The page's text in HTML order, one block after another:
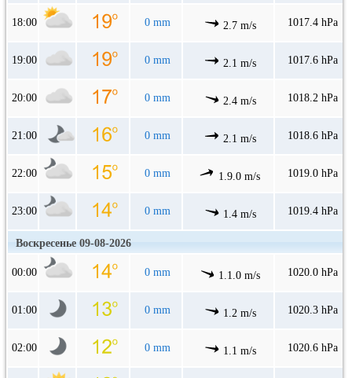
18:00 0 mm 2.7 m/s 1017.4 hPa
19:00 0 mm 2.1 m/s 1017.6 hPa
20:00 0 mm 2.4 m/s 1018.2 hPa
21:00 0 mm 2.1 m/s 1018.6 hPa
22:00 0 mm 1.9.0 m/s 1019.0 hPa
23:00 0 mm 1.4 m/s 1019.4 hPa
Воскресенье 09-08-2026
00:00 0 mm 1.1.0 m/s 1020.0 hPa
01:00 0 mm 1.2 m/s 1020.3 hPa
02:00 0 mm 1.1 m/s 1020.6 hPa